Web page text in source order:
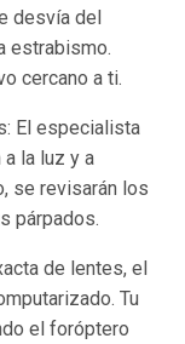
desvía del
estrabismo.
cercano a ti.
El especialista
la luz y a
se revisarán los
párpados.
de lentes, el
Tu
el foróptero